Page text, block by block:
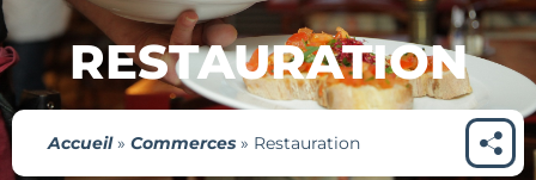
RESTAURATION
Accueil» Commerces » Restauration